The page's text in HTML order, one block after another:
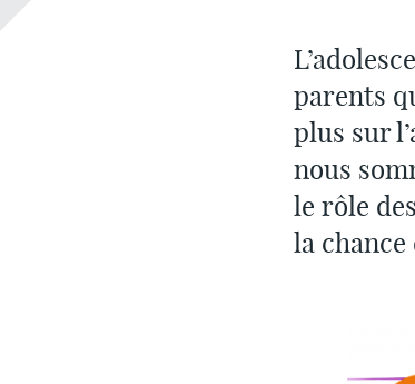
parents
plus sur
nous
le rôle
la